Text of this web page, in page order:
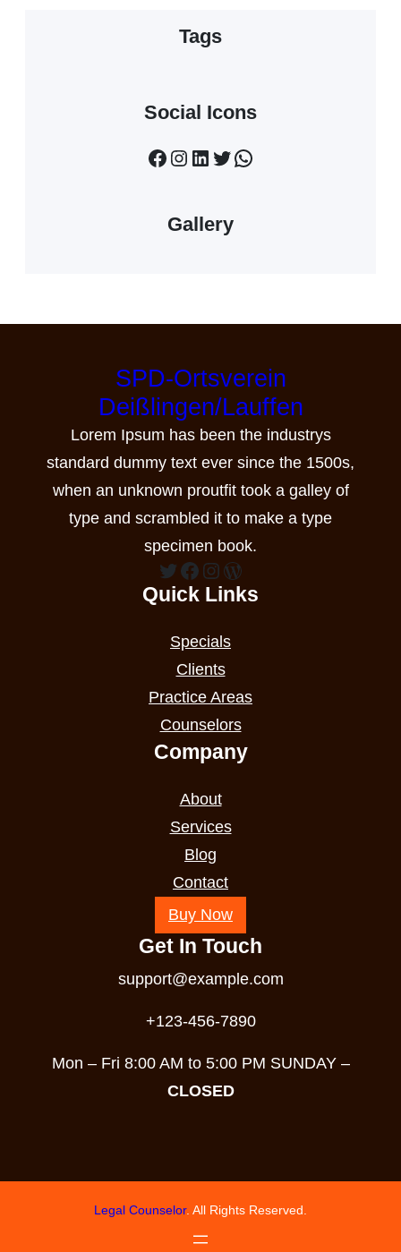
Tags
Social Icons
Facebook InstagramLinkedIn Twitter WhatsApp
Gallery
SPD-Ortsverein
Deißlingen/Lauffen
Lorem Ipsum has been the industrys
standard dummy text ever since the 1500s,
when an unknown proutfit took a galley of
type and scrambled it to make a type
specimen book.
Twitter Facebook InstagramWordPress
Quick Links
Specials
Clients
Practice Areas
Counselors
Company
About
Services
Blog
Contact
Buy Now
Get In Touch
support@example.com
+123-456-7890
Mon – Fri 8:00 AM to 5:00 PM SUNDAY –
CLOSED
Legal Counselor. All Rights Reserved.